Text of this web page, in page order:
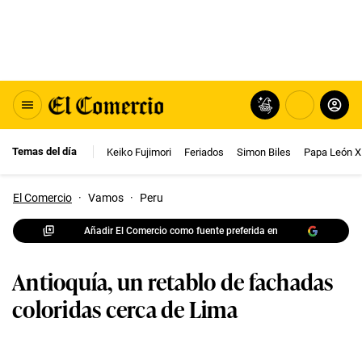
Temas del día Keiko Fujimori Feriados Simon Biles Papa León
El Comercio · Vamos · Peru
Añadir El Comercio como fuente preferida en
Antioquía, un retablo de fachadas
coloridas cerca de Lima